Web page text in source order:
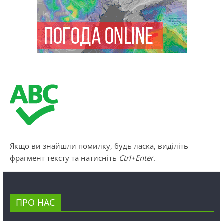
Якщо ви знайшли помилку, будь ласка, виділіть
фрагмент тексту та натисніть Ctrl+Enter.
ПРО НАС